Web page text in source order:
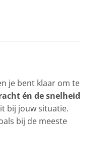
je bent klaar om te
én de snelheid
bij jouw situatie.
bij de meeste